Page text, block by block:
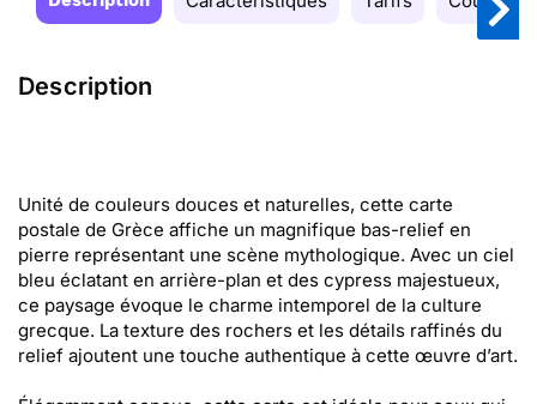
Description
Unité de couleurs douces et naturelles, cette carte
postale de Grèce affiche un magnifique bas-relief en
pierre représentant une scène mythologique. Avec un ciel
bleu éclatant en arrière-plan et des cypress majestueux,
ce paysage évoque le charme intemporel de la culture
grecque. La texture des rochers et les détails raffinés du
relief ajoutent une touche authentique à cette œuvre d’art.